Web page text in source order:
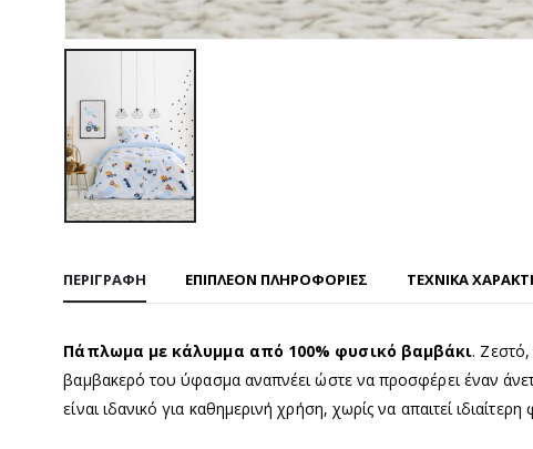
ΠΕΡΙΓΡΑΦΉ ΕΠΙΠΛΈΟΝ ΠΛΗΡΟΦΟΡΊΕΣ ΤΕΧΝΙΚΑ
Πάπλωμα με κάλυμμα από 100% φυσικό βαμβάκι. Ζεστό,
βαμβακερό του ύφασμα αναπνέει ώστε να προσφέρει έναν
είναι ιδανικό για καθημερινή χρήση, χωρίς να απαιτεί ιδιαίτερη